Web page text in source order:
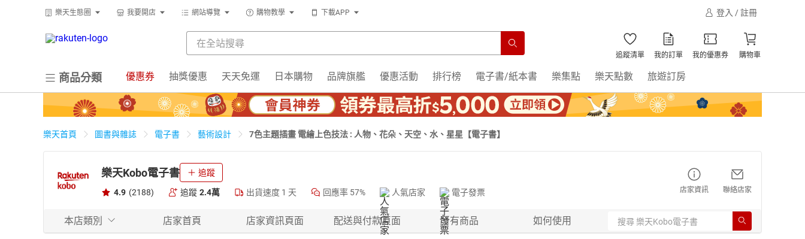
樂天生態圈 我要開店 網站導覽 購物教學 下載APP 登入 / 註冊
追蹤清單 我的訂單 我的優惠券 購物車
商品分類 優惠券 抽獎優惠 天天免運 日本購物 品牌旗艦 優惠活動 排行榜 電子書/紙本書 樂集點 樂天點數 旅遊訂房
樂天首頁 圖書與雜誌 電子書 藝術設計 7色主題插畫 電繪上色技法 : 人物、花朵、天空、水、星星【電子書】
樂天Kobo電子書 追蹤
4.9 (2188) 追蹤 2.4萬 出貨速度 1 天 回應率 57% 人氣店家 電子發票 店家資訊 聯絡店家
本店類別 店家首頁 店家資訊頁面 配送與付款頁面 所有商品 如何使用